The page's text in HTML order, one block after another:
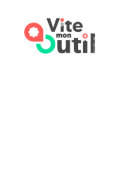
contenu